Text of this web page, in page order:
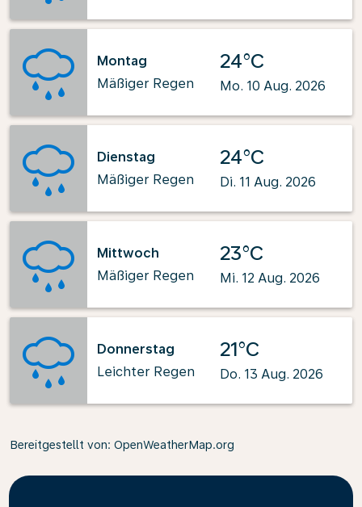
Montag
Mäßiger Regen
24°C
Mo. 10 Aug. 2026
Dienstag
Mäßiger Regen
24°C
Di. 11 Aug. 2026
Mittwoch
Mäßiger Regen
23°C
Mi. 12 Aug. 2026
Donnerstag
Leichter Regen
21°C
Do. 13 Aug. 2026
Bereitgestellt von: OpenWeatherMap.org